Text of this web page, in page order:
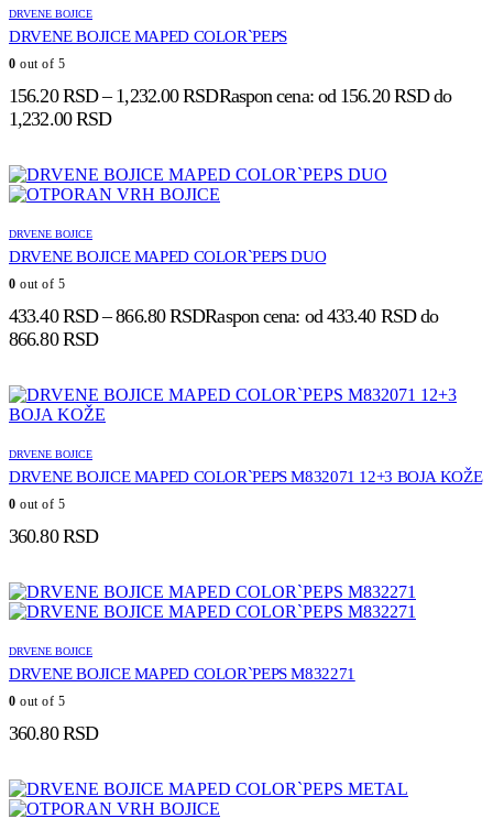
DRVENE BOJICE
DRVENE BOJICE MAPED COLOR`PEPS
0 out of 5
156.20RSD – 1,232.00RSDRaspon cena: od 156.20 RSD do
1,232.00 RSD
DRVENE BOJICE
DRVENE BOJICE MAPED COLOR`PEPS DUO
0 out of 5
433.40RSD – 866.80RSDRaspon cena: od 433.40 RSD do
866.80 RSD
DRVENE BOJICE
DRVENE BOJICE MAPED COLOR`PEPS M832071 12+3 BOJA KOŽE
0 out of 5
360.80RSD
DRVENE BOJICE
DRVENE BOJICE MAPED COLOR`PEPS M832271
0 out of 5
360.80RSD